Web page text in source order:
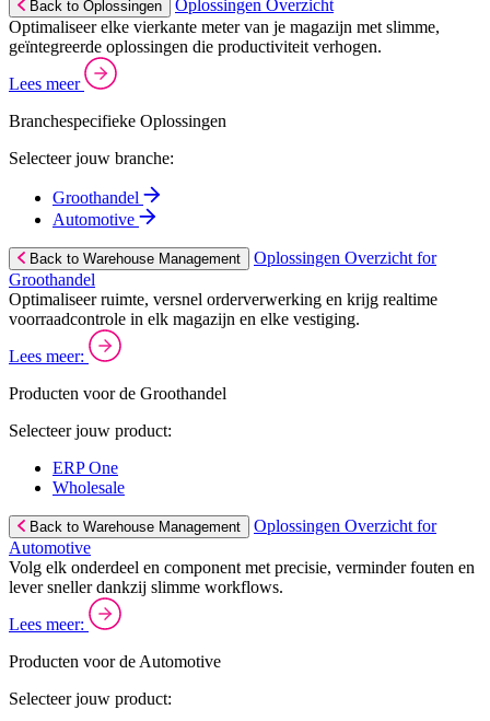
Back to Oplossingen
Oplossingen Overzicht
Optimaliseer elke vierkante meter van je magazijn met slimme,
geïntegreerde oplossingen die productiviteit verhogen.
Lees meer
Branchespecifieke Oplossingen
Selecteer jouw branche:
Groothandel
Automotive
Back to Warehouse Management
Oplossingen Overzicht for
Groothandel
Optimaliseer ruimte, versnel orderverwerking en krijg realtime
voorraadcontrole in elk magazijn en elke vestiging.
Lees meer:
Producten voor de Groothandel
Selecteer jouw product:
ERP One
Wholesale
Back to Warehouse Management
Oplossingen Overzicht for
Automotive
Volg elk onderdeel en component met precisie, verminder fouten en
lever sneller dankzij slimme workflows.
Lees meer:
Producten voor de Automotive
Selecteer jouw product: